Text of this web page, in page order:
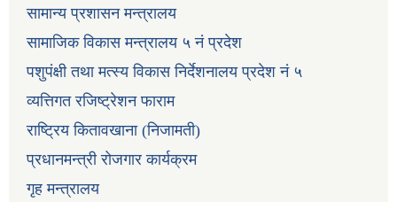
सामान्य प्रशासन मन्त्रालय
सामाजिक विकास मन्त्रालय ५ नं प्रदेश
पशुपंक्षी तथा मत्स्य विकास निर्देशनालय प्रदेश नं ५
व्यत्तिगत रजिष्ट्रेशन फाराम
राष्ट्रिय कितावखाना (निजामती)
प्रधानमन्त्री रोजगार कार्यक्रम
गृह मन्त्रालय